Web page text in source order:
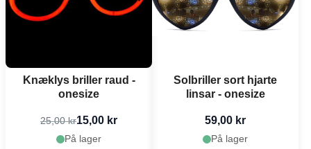
Knæklys briller raud -
onesize
25,00 kr15,00 kr
På lager
Solbriller sort hjarte
linsar - onesize
59,00 kr
På lager